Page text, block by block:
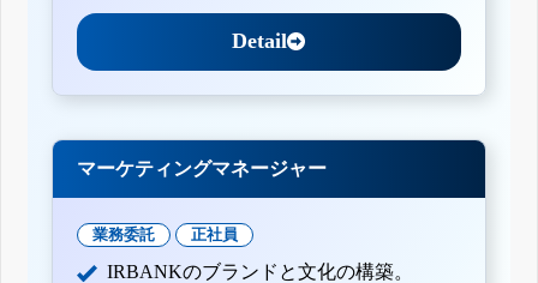
Detail
マーケティングマネージャー
業務委託 正社員
IRBANKのブランドと文化の構築。